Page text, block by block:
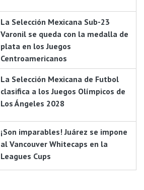
La Selección Mexicana Sub-23
Varonil se queda con la medalla de
plata en los Juegos
Centroamericanos
La Selección Mexicana de Futbol
clasifica a los Juegos Olímpicos de
Los Ángeles 2028
¡Son imparables! Juárez se impone
al Vancouver Whitecaps en la
Leagues Cups